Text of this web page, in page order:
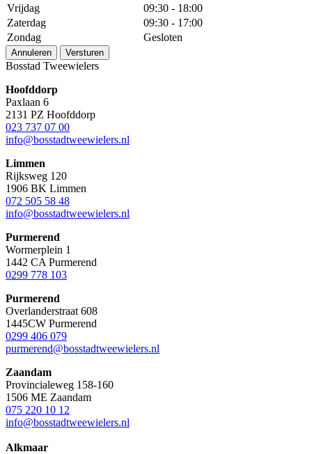
Vrijdag
09:30 - 18:00
Zaterdag
09:30 - 17:00
Zondag
Gesloten
Annuleren Versturen
Bosstad Tweewielers
Hoofddorp
Paxlaan 6
2131 PZ Hoofddorp
023 737 07 00
info@bosstadtweewielers.nl
Limmen
Rijksweg 120
1906 BK Limmen
072 505 58 48
info@bosstadtweewielers.nl
Purmerend
Wormerplein 1
1442 CA Purmerend
0299 778 103
Purmerend
Overlanderstraat 608
1445CW Purmerend
0299 406 079
purmerend@bosstadtweewielers.nl
Zaandam
Provincialeweg 158-160
1506 ME Zaandam
075 220 10 12
info@bosstadtweewielers.nl
Alkmaar